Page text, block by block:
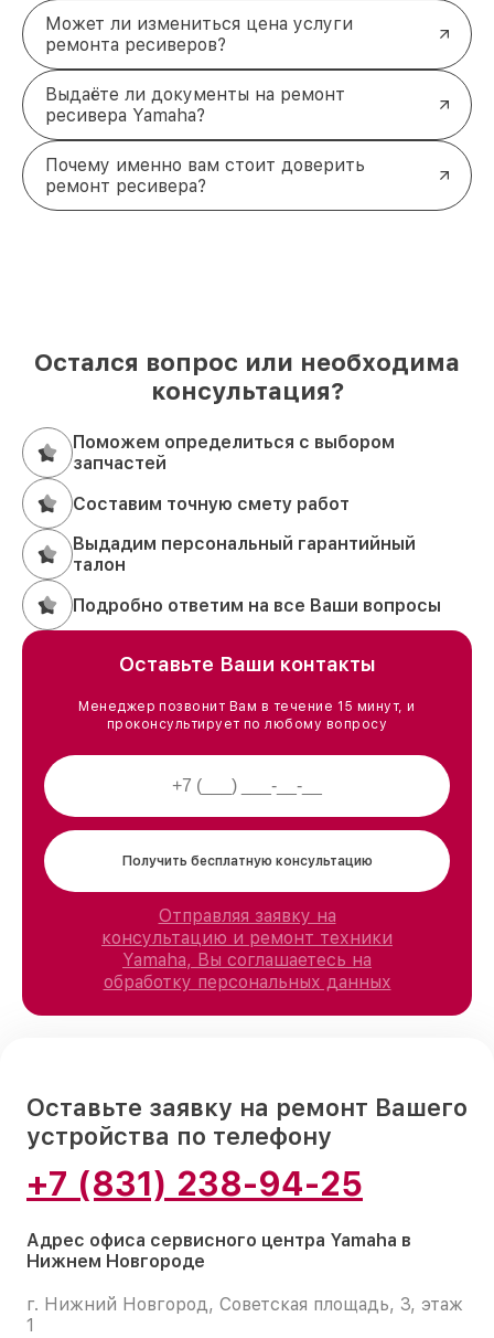
Может ли измениться цена услуги
ремонта ресиверов?
Выдаёте ли документы на ремонт
ресивера Yamaha?
Почему именно вам стоит доверить
ремонт ресивера?
Остался вопрос или необходима
консультация?
Поможем определиться с выбором
запчастей
Составим точную смету работ
Выдадим персональный гарантийный
талон
Подробно ответим на все Ваши вопросы
Оставьте Ваши контакты
Менеджер позвонит Вам в течение 15 минут, и
проконсультирует по любому вопросу
Получить бесплатную консультацию
Отправляя заявку на
консультацию и ремонт техники
Yamaha, Вы соглашаетесь на
обработку персональных данных
Оставьте заявку на ремонт Вашего
устройства по телефону
+7 (831) 238-94-25
Адрес офиса сервисного центра Yamaha в
Нижнем Новгороде
г. Нижний Новгород, Советская площадь, 3, этаж
1